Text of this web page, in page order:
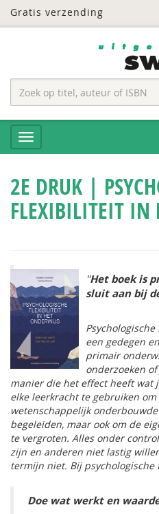
Gratis verzending
2E DRUK |
FLEXIBILITEIT IN
"Het boek is
sluit aan bij
een gedegen
primair
onderzoeken
manier die het effect heeft wat
elke leerkracht te gebruiken
wetenschappelijk
begeleiden, maar ook om de
te vergroten. Alles onder
zijn en anderen niet lastig
termijn niet. Bij
Doe wat werkt en